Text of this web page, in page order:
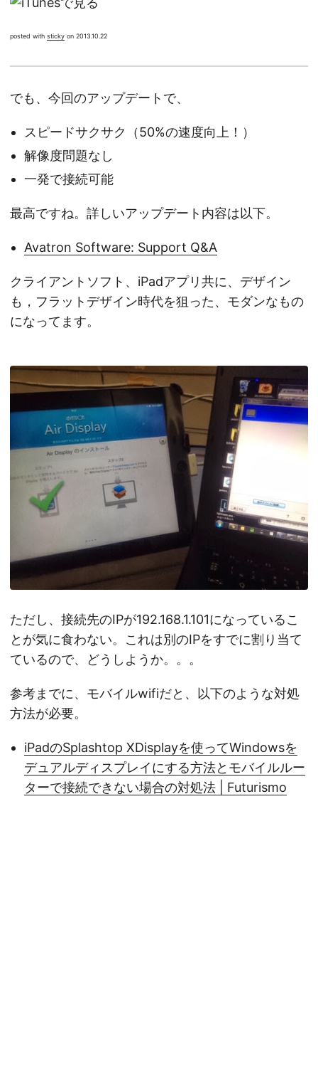
posted with sticky on 2013.10.22
でも、今回のアップデートで、
スピードサクサク（50%の速度向上！）
解像度問題なし
一発で接続可能
最高ですね。詳しいアップデート内容は以下。
Avatron Software: Support Q&A
クライアントソフト、iPadアプリ共に、デザイン
も，フラットデザイン時代を狙った、モダンなもの
になってます。
ただし、接続先のIPが192.168.1.101になっているこ
とが気に食わない。これは別のIPをすでに割り当て
ているので、どうしようか。。。
参考までに、モバイルwifiだと、以下のような対処
方法が必要。
iPadのSplashtop XDisplayを使ってWindowsを
デュアルディスプレイにする方法とモバイルルー
ターで接続できない場合の対処法 | Futurismo